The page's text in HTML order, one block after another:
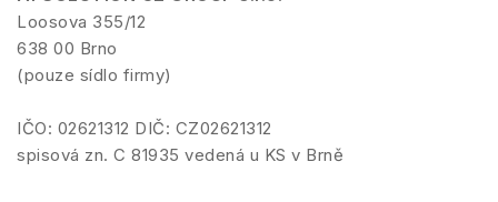
Loosova 355/12
638 00 Brno
(pouze sídlo firmy)
IČO: 02621312 DIČ: CZ02621312
spisová zn. C 81935 vedená u KS v Brně